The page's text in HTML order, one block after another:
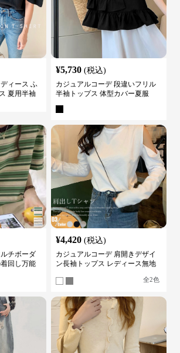
ィース ふ
夏用半袖
¥5,730 (税込)
カジュアルコーデ 段違いフリル
半袖トップス 体型カバー夏服
チボーダ
回し万能
¥4,420 (税込)
カジュアルコーデ 肩開きデザイ
ン長袖トップス レディース無地
全2色